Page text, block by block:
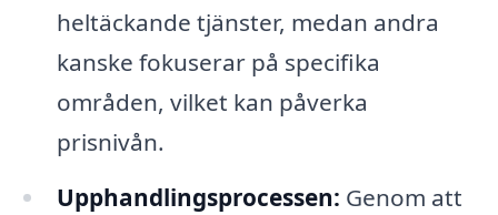
heltäckande tjänster, medan andra
kanske fokuserar på specifika
områden, vilket kan påverka
prisnivån.
Upphandlingsprocessen: Genom att